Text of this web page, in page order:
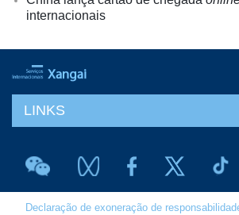
internacionais
LINKS
Declaração de exoneração de